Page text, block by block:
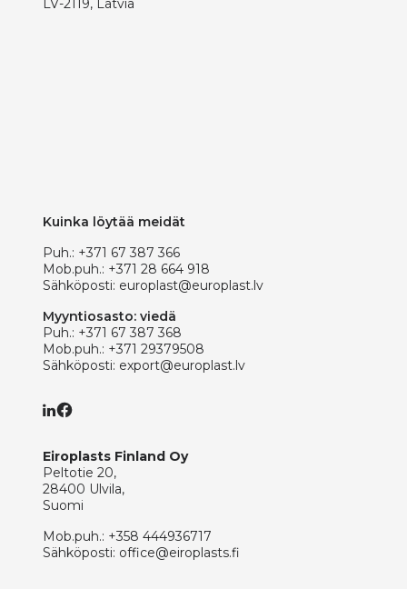
LV-2119, Latvia
Kuinka löytää meidät
Puh.: +371 67 387 366
Mob.puh.: +371 28 664 918
Sähköposti: europlast@europlast.lv
Myyntiosasto: viedä
Puh.: +371 67 387 368
Mob.puh.: +371 29379508
Sähköposti: export@europlast.lv
Eiroplasts Finland Oy
Peltotie 20,
28400 Ulvila,
Suomi
Mob.puh.: +358 444936717
Sähköposti: office@eiroplasts.fi